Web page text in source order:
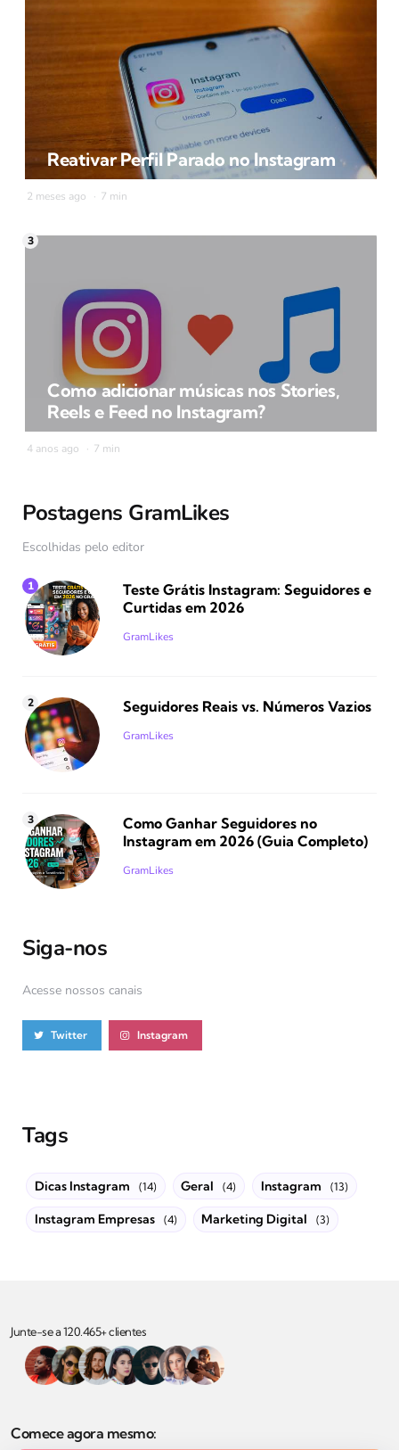
Reativar Perfil Parado no Instagram
2 meses ago 7 min
Como adicionar músicas nos Stories,
Reels e Feed no Instagram?
4 anos ago 7 min
Postagens GramLikes
Escolhidas pelo editor
Teste Grátis Instagram: Seguidores e
Curtidas em 2026
Posted
GramLikes
Seguidores Reais vs. Números Vazios
Posted
GramLikes
Como Ganhar Seguidores no
Instagram em 2026 (Guia Completo)
Posted
GramLikes
Siga-nos
Acesse nossos canais
Twitter Instagram
Tags
Dicas Instagram (14) Geral (4) Instagram (13)
Instagram Empresas (4) Marketing Digital (3)
Junte-se a 120.465+ clientes
Comece agora mesmo: